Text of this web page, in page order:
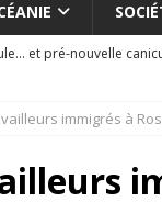
et pré-nouvelle
du
ISRAËL
sur la “fraude
immigrés à